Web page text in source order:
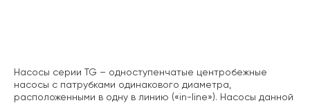
Насосы серии TG – одноступенчатые центробежные
насосы с патрубками одинакового диаметра,
расположенными в одну в линию («in-line»). Насосы данной